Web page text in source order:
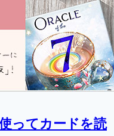
ってカードを読